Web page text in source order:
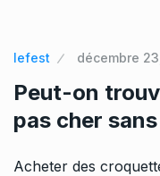
lefest décembre
Peut-on
pas cher
Acheter des